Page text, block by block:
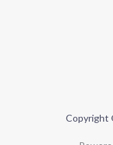
Copyright